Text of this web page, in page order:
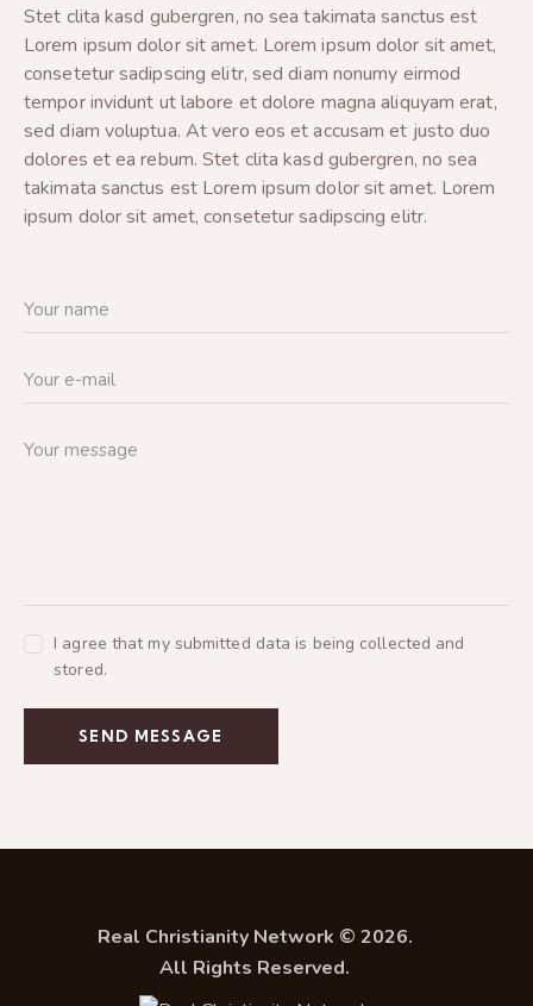
Stet clita kasd gubergren, no sea takimata sanctus est
Lorem ipsum dolor sit amet. Lorem ipsum dolor sit amet,
consetetur sadipscing elitr, sed diam nonumy eirmod
tempor invidunt ut labore et dolore magna aliquyam erat,
sed diam voluptua. At vero eos et accusam et justo duo
dolores et ea rebum. Stet clita kasd gubergren, no sea
takimata sanctus est Lorem ipsum dolor sit amet. Lorem
ipsum dolor sit amet, consetetur sadipscing elitr.
I agree that my submitted data is being collected and
stored.
SEND MESSAGE
Real Christianity Network © 2026.
All Rights Reserved.